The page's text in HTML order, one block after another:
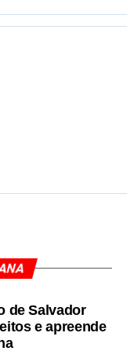
de Salvador
e apreende